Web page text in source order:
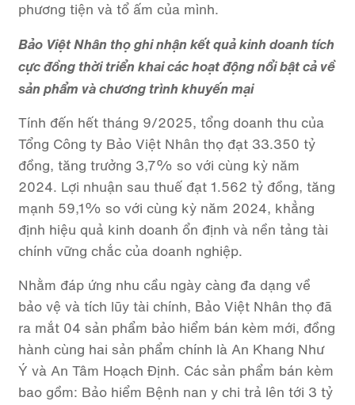
phương tiện và tổ ấm của mình.
Bảo Việt Nhân thọ ghi nhận kết quả kinh doanh tích
cực đồng thời triển khai các hoạt động nổi bật cả về
sản phẩm và chương trình khuyến mại
Tính đến hết tháng 9/2025, tổng doanh thu của
Tổng Công ty Bảo Việt Nhân thọ đạt 33.350 tỷ
đồng, tăng trưởng 3,7% so với cùng kỳ năm
2024. Lợi nhuận sau thuế đạt 1.562 tỷ đồng, tăng
mạnh 59,1% so với cùng kỳ năm 2024, khẳng
định hiệu quả kinh doanh ổn định và nền tảng tài
chính vững chắc của doanh nghiệp.
Nhằm đáp ứng nhu cầu ngày càng đa dạng về
bảo vệ và tích lũy tài chính, Bảo Việt Nhân thọ đã
ra mắt 04 sản phẩm bảo hiểm bán kèm mới, đồng
hành cùng hai sản phẩm chính là An Khang Như
Ý và An Tâm Hoạch Định. Các sản phẩm bán kèm
bao gồm: Bảo hiểm Bệnh nan y chi trả lên tới 3 tỷ